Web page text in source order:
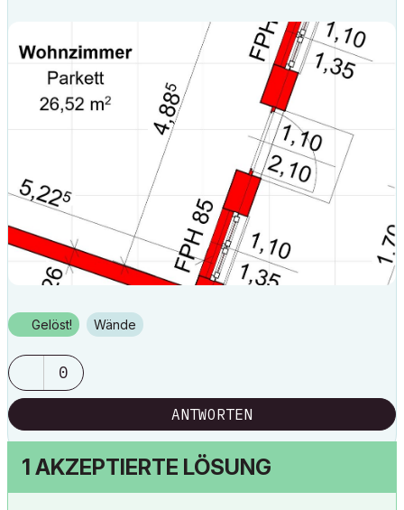
Gelöst! Wände
0
ANTWORTEN
1 AKZEPTIERTE LÖSUNG